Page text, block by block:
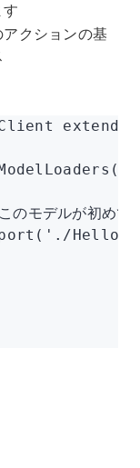
クションの基
extends
({
モデルが初めて
( './